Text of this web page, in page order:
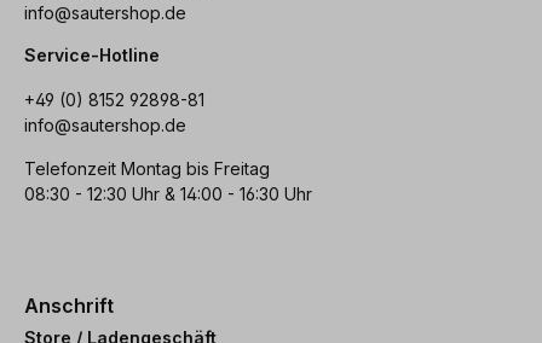
info@sautershop.de
Service-Hotline
+49 (0) 8152 92898-81
info@sautershop.de
Telefonzeit Montag bis Freitag
08:30 - 12:30 Uhr & 14:00 - 16:30 Uhr
Anschrift
Store / Ladengeschäft